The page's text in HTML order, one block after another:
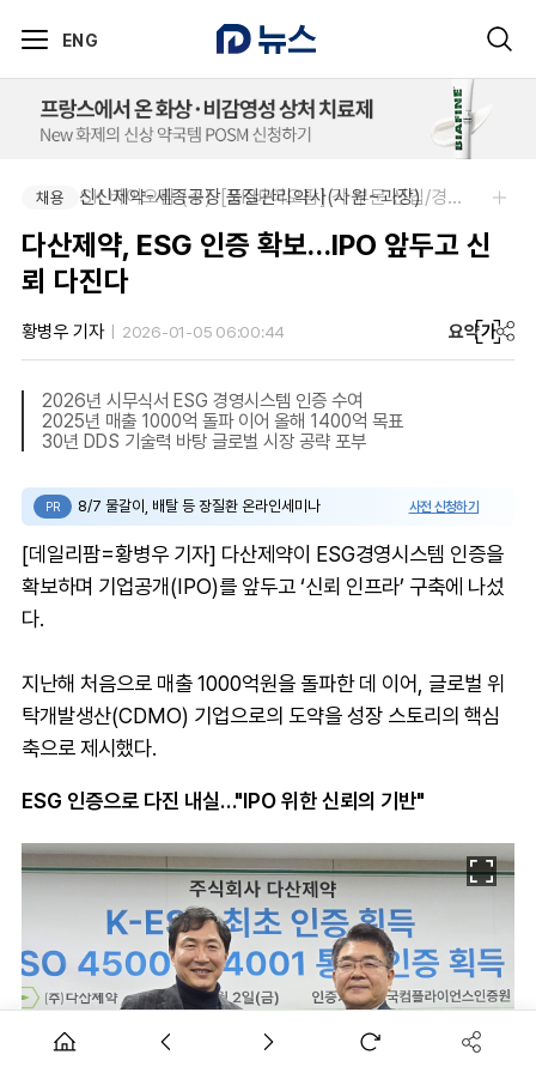
ENG
채용 SK 바이오팜 (주)-[SK바이오팜] 각 부문 신입/경력 구성원 영입
채용 신신제약-세종공장 품질관리약사(사원~과장)
다산제약, ESG 인증 확보…IPO 앞두고 신
뢰 다진다
황병우 기자 2026-01-05 06:00:44 요약가
2026년 시무식서 ESG 경영시스템 인증 수여
2025년 매출 1000억 돌파 이어 올해 1400억 목표
30년 DDS 기술력 바탕 글로벌 시장 공략 포부
PR 8/7 물갈이, 배탈 등 장질환 온라인세미나 사전 신청하기
[데일리팜=황병우 기자] 다산제약이 ESG경영시스템 인증을
확보하며 기업공개(IPO)를 앞두고 ‘신뢰 인프라’ 구축에 나섰
다.
지난해 처음으로 매출 1000억원을 돌파한 데 이어, 글로벌 위
탁개발생산(CDMO) 기업으로의 도약을 성장 스토리의 핵심
축으로 제시했다.
ESG 인증으로 다진 내실…"IPO 위한 신뢰의 기반"